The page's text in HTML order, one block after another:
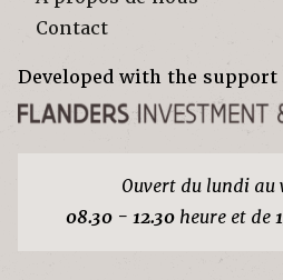
Contact
Developed with the support
Ouvert du lundi au
08.30 - 12.30heure et de